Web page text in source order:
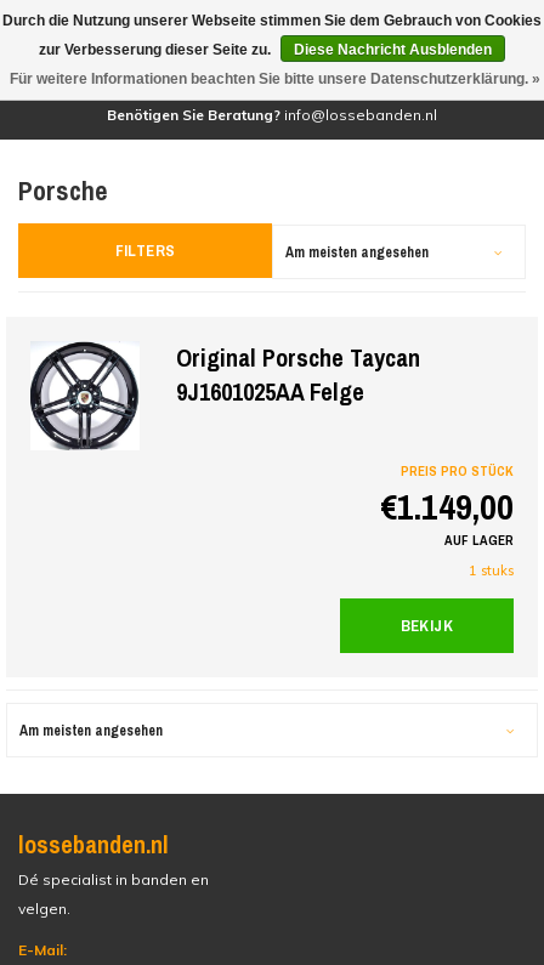
(0)
Benötigen Sie Beratung? info@lossebanden.nl
Porsche
FILTERS Am meisten angesehen
Original Porsche Taycan
9J1601025AA Felge
PREIS PRO STÜCK
€1.149,00
AUF LAGER
1 stuks
BEKIJK
Am meisten angesehen
lossebanden.nl
Dé specialist in banden en
velgen.
E-Mail:
Durch die Nutzung unserer Webseite stimmen Sie dem Gebrauch von Cookies
zur Verbesserung dieser Seite zu.
Diese Nachricht Ausblenden
Für weitere Informationen beachten Sie bitte unsere Datenschutzerklärung. »